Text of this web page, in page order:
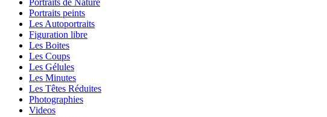
Portraits de Nature
Portraits peints
Les Autoportraits
Figuration libre
Les Boites
Les Coups
Les Gélules
Les Minutes
Les Têtes Réduites
Photographies
Videos